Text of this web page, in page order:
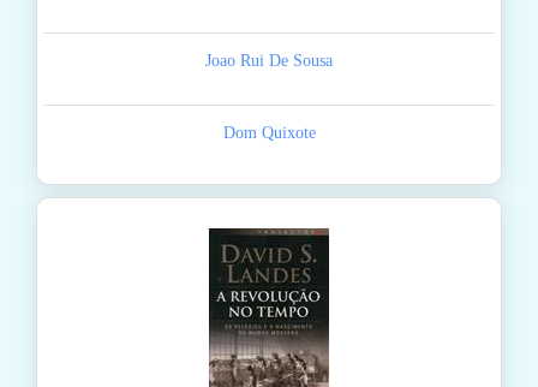
Joao Rui De Sousa
Dom Quixote